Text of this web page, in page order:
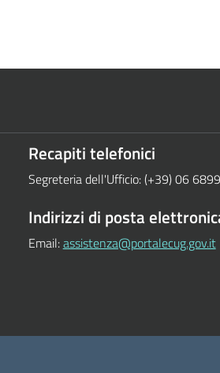
Recapiti telefonici
Segreteria dell'Ufficio: (+39) 06
Indirizzi di posta
Email:assistenza@portalecug.gov.it